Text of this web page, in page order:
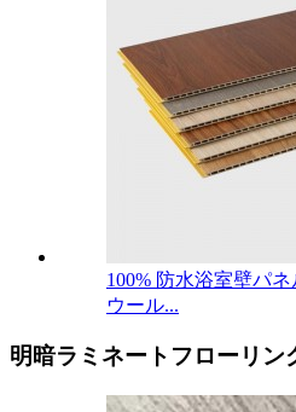
100% 防水浴室壁パ
ウール...
明暗ラミネートフローリン